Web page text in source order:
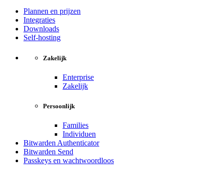
Plannen en prijzen
Integraties
Downloads
Self-hosting
Zakelijk
Enterprise
Zakelijk
Persoonlijk
Families
Individuen
Bitwarden Authenticator
Bitwarden Send
Passkeys en wachtwoordloos